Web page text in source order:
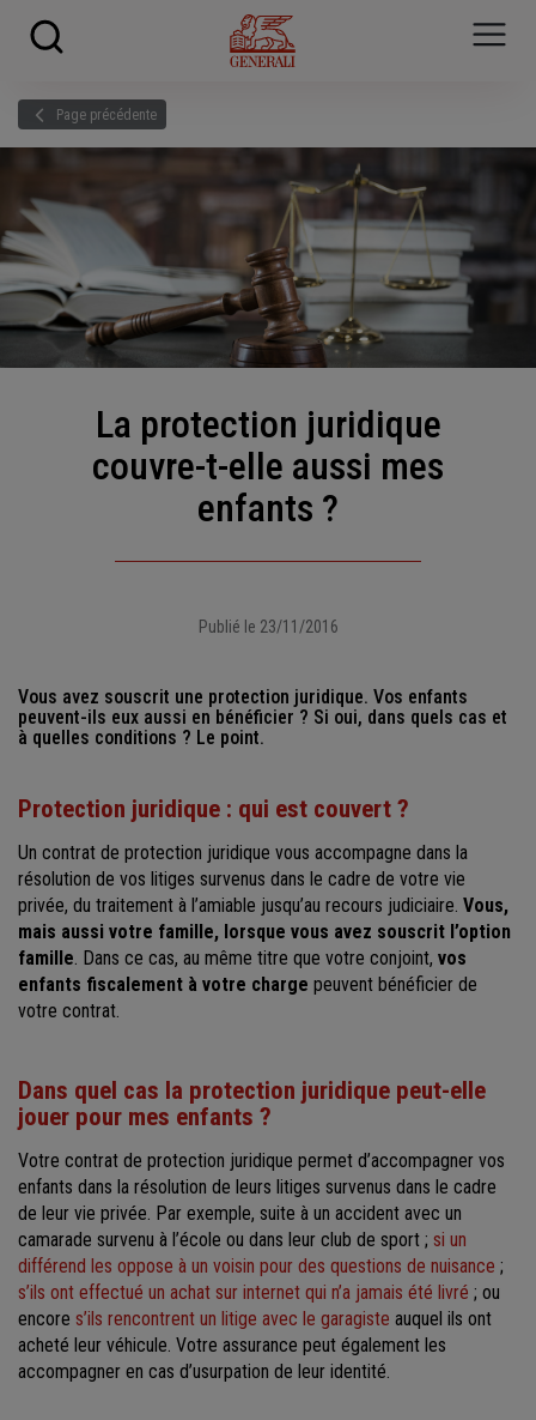
Page précédente
La protection juridique
couvre-t-elle aussi mes
enfants ?
Publié le 23/11/2016
Vous avez souscrit une protection juridique. Vos enfants
peuvent-ils eux aussi en bénéficier ? Si oui, dans quels cas et
à quelles conditions ? Le point.
Protection juridique : qui est couvert ?
Un contrat de protection juridique vous accompagne dans la
résolution de vos litiges survenus dans le cadre de votre vie
privée, du traitement à l’amiable jusqu’au recours judiciaire. Vous,
mais aussi votre famille, lorsque vous avez souscrit l’option
famille. Dans ce cas, au même titre que votre conjoint, vos
enfants fiscalement à votre charge peuvent bénéficier de
votre contrat.
Dans quel cas la protection juridique peut-elle
jouer pour mes enfants ?
Votre contrat de protection juridique permet d’accompagner vos
enfants dans la résolution de leurs litiges survenus dans le cadre
de leur vie privée. Par exemple, suite à un accident avec un
camarade survenu à l’école ou dans leur club de sport ; si un
différend les oppose à un voisin pour des questions de nuisance ;
s’ils ont effectué un achat sur internet qui n’a jamais été livré ; ou
encore s’ils rencontrent un litige avec le garagiste auquel ils ont
acheté leur véhicule. Votre assurance peut également les
accompagner en cas d’usurpation de leur identité.